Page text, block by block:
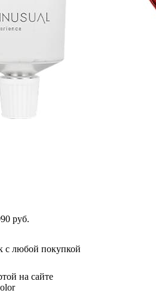
руб.
с любой покупкой
на сайте